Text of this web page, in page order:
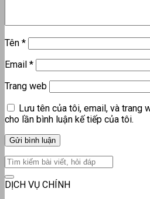
Tên *
Email *
Trang web
Lưu tên của tôi, email, và trang
cho lần bình luận kế tiếp của tôi.
DỊCH VỤ CHÍNH